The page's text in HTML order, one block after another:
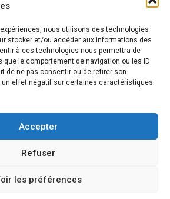
nous utilisons des technologies
stocker et/ou accéder aux informations des
à ces technologies nous permettra de
le comportement de navigation ou les ID
de ne pas consentir ou de retirer son
effet négatif sur certaines caractéristiques
Accepter
Refuser
les préférences
(EU)